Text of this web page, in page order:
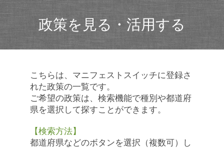
政策を見る・活用する
こちらは、マニフェストスイッチに登録さ
れた政策の一覧です。
ご希望の政策は、検索機能で種別や都道府
県を選択して探すことができます。
【検索方法】
都道府県などのボタンを選択（複数可）し